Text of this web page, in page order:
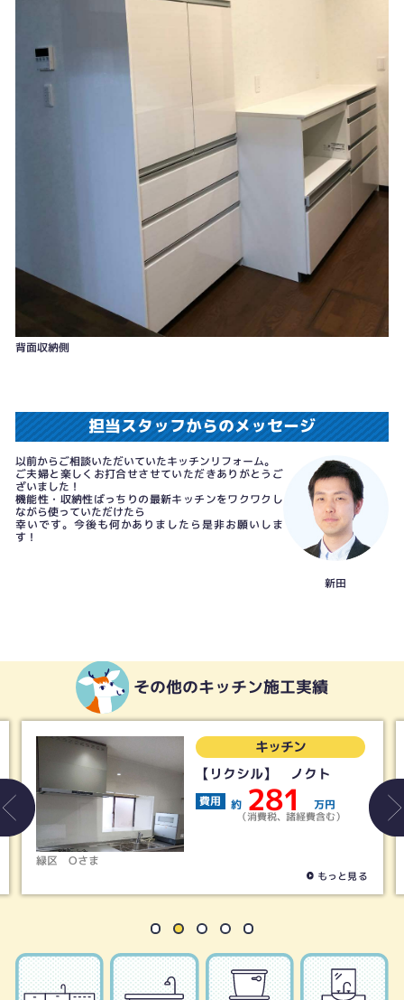
背面収納側
担当スタッフからのメッセージ
以前からご相談いただいていたキッチンリフォーム。
ご夫婦と楽しくお打合せさせていただきありがとうご
ざいました！
機能性・収納性ばっちりの最新キッチンをワクワクし
ながら使っていただけたら
幸いです。今後も何かありましたら是非お願いしま
す！
新田
その他のキッチン施工実績
キッチン
【リクシル】 ノクト
費用 約 281 万円
（消費税、諸経費含む）